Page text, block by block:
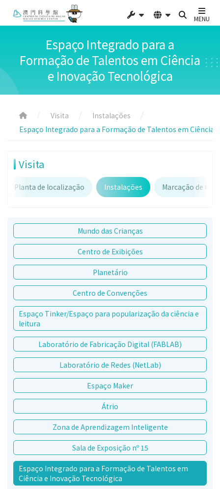
MENU
Espaço Integrado para a
Formação de Talentos em Ciência
e Inovação Tecnológica
Visita
Instalações
Espaço Integrado para a Formação de Talentos em Ciência
Visita
Planta de localização Instalações Marcação de
Mundo das Crianças
Centro de Exibições
Planetário
Centro de Convenções
Espaço Tinker/Espaço para popularização da ciência e
leitura
Laboratório de Fabricação Digital (FABLAB)
Laboratório de Redes (NetLab)
Espaço Maker
Átrio
Zona de Aprendizagem Inteligente
Sala de Exposição nº 15
Espaço Integrado para a Formação de Talentos em
Ciência e Inovação Tecnológica